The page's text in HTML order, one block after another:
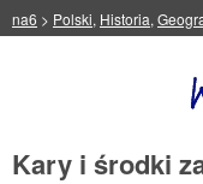
na6 > Polski, Historia,
Kary i środki